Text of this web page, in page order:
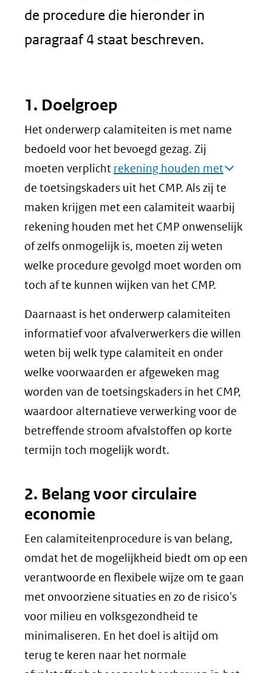
de procedure die hieronder in
paragraaf 4 staat beschreven.
1. Doelgroep
Het onderwerp calamiteiten is met name
bedoeld voor het bevoegd gezag. Zij
moeten verplicht rekening houden met
de toetsingskaders uit het CMP. Als zij te
maken krijgen met een calamiteit waarbij
rekening houden met het CMP onwenselijk
of zelfs onmogelijk is, moeten zij weten
welke procedure gevolgd moet worden om
toch af te kunnen wijken van het CMP.
Daarnaast is het onderwerp calamiteiten
informatief voor afvalverwerkers die willen
weten bij welk type calamiteit en onder
welke voorwaarden er afgeweken mag
worden van de toetsingskaders in het CMP,
waardoor alternatieve verwerking voor de
betreffende stroom afvalstoffen op korte
termijn toch mogelijk wordt.
2. Belang voor circulaire
economie
Een calamiteitenprocedure is van belang,
omdat het de mogelijkheid biedt om op een
verantwoorde en flexibele wijze om te gaan
met onvoorziene situaties en zo de risico's
voor milieu en volksgezondheid te
minimaliseren. En het doel is altijd om
terug te keren naar het normale